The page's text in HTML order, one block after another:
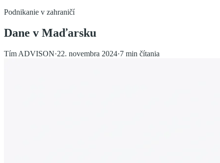
Podnikanie v zahraničí
Dane v Maďarsku
Tím ADVISON·22. novembra 2024·7 min čítania